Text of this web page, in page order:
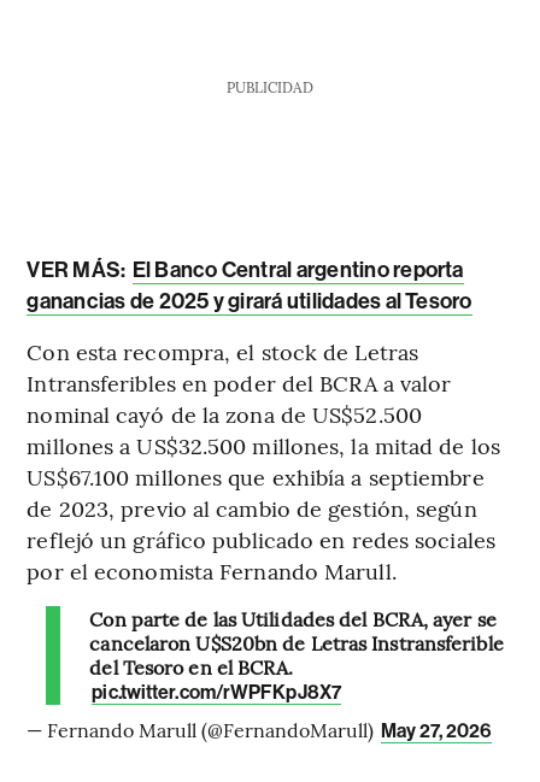
PUBLICIDAD
VER MÁS: El Banco Central argentino reporta
ganancias de 2025 y girará utilidades al Tesoro
Con esta recompra, el stock de Letras
Intransferibles en poder del BCRA a valor
nominal cayó de la zona de US$52.500
millones a US$32.500 millones, la mitad de los
US$67.100 millones que exhibía a septiembre
de 2023, previo al cambio de gestión, según
reflejó un gráfico publicado en redes sociales
por el economista Fernando Marull.
Con parte de las Utilidades del BCRA, ayer se
cancelaron U$S20bn de Letras Instransferible
del Tesoro en el BCRA.
pic.twitter.com/rWPFKpJ8X7
— Fernando Marull (@FernandoMarull) May 27, 2026